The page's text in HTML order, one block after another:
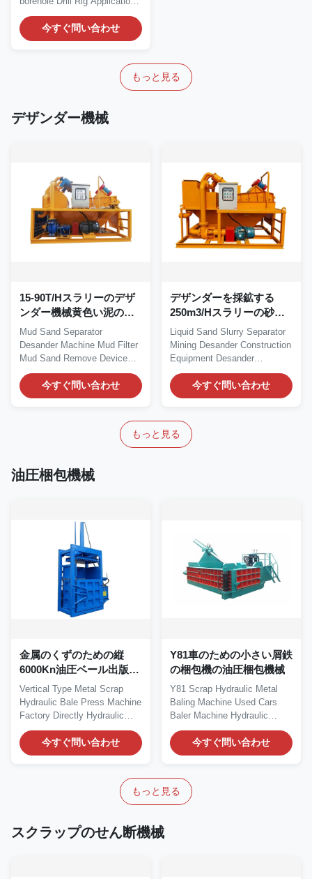
of Drill...
今すぐ問い合わせ
もっと見る
デザンダー機械
15-90T/Hスラリーのデザ
ンダー機械黄色い泥の砂
の分離器
Mud Sand Separator
Desander Machine Mud Filter
Mud Sand Remove Device
The mud sand separator is
a...
今すぐ問い合わせ
デザンダーを採鉱する
250m3/Hスラリーの砂の
分離器機械構造
Liquid Sand Slurry Separator
Mining Desander Construction
Equipment Desander
Structure of...
今すぐ問い合わせ
もっと見る
油圧梱包機械
金属のくずのための縦
6000Kn油圧ベール出版物
機械
Vertical Type Metal Scrap
Hydraulic Bale Press Machine
Factory Directly Hydraulic
Bale Press...
今すぐ問い合わせ
Y81車のための小さい屑鉄
の梱包機の油圧梱包機械
Y81 Scrap Hydraulic Metal
Baling Machine Used Cars
Baler Machine Hydraulic
Metal Baling Machine...
今すぐ問い合わせ
もっと見る
スクラップのせん断機械